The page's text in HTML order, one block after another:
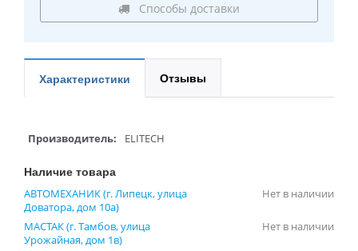
Способы доставки
Характеристики Отзывы
Производитель: ELITECH
Наличие товара
АВТОМЕХАНИК (г. Липецк, улица
Доватора, дом 10а)
Нет в наличии
МАСТАК (г. Тамбов, улица
Урожайная, дом 1в)
Нет в наличии